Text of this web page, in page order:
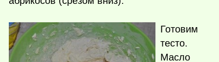
Готовим
тесто.
Масло